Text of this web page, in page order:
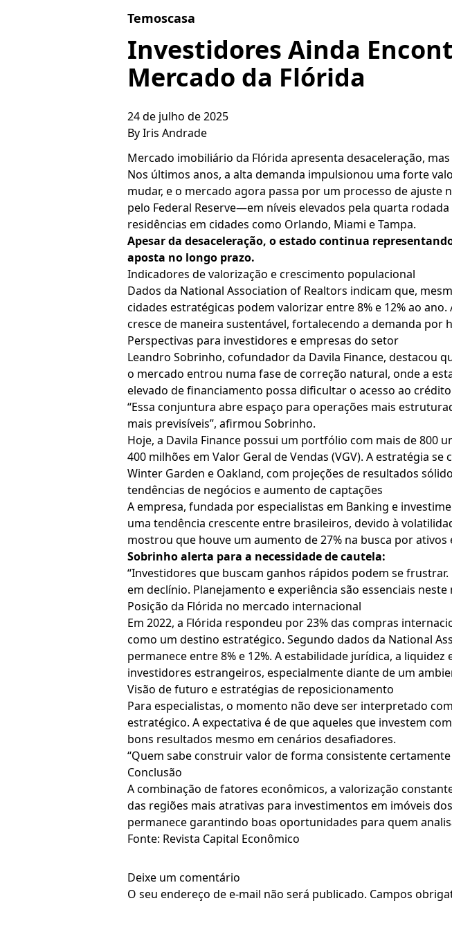
Temoscasa
Investidores Ainda
Mercado da Flórida
24 de julho de 2025
ByIris Andrade
Mercado imobiliário da Flórida apresenta desaceleração,
Nos últimos anos, a alta demanda impulsionou uma forte
mudar, e o mercado agora passa por um processo de
pelo Federal Reserve—em níveis elevados pela quarta
residências em cidades como Orlando, Miami e Tampa.
Apesar da desaceleração, o estado continua
aposta no longo prazo.
Indicadores de valorização e crescimento populacional
Dados da National Association of Realtors indicam que,
cidades estratégicas podem valorizar entre 8% e 12% ao
cresce de maneira sustentável, fortalecendo a demanda por
Perspectivas para investidores e empresas do setor
Leandro Sobrinho, cofundador da Davila Finance, destacou
o mercado entrou numa fase de correção natural, onde a
elevado de financiamento possa dificultar o acesso ao
“Essa conjuntura abre espaço para operações mais
mais previsíveis”, afirmou Sobrinho.
Hoje, a Davila Finance possui um portfólio com mais de 800
400 milhões em Valor Geral de Vendas (VGV). A estratégia
Winter Garden e Oakland, com projeções de resultados
tendências de negócios e aumento de captações
A empresa, fundada por especialistas em Banking e
uma tendência crescente entre brasileiros, devido à
mostrou que houve um aumento de 27% na busca por
Sobrinho alerta para a necessidade de cautela:
“Investidores que buscam ganhos rápidos podem se
em declínio. Planejamento e experiência são essenciais
Posição da Flórida no mercado internacional
Em 2022, a Flórida respondeu por 23% das compras
como um destino estratégico. Segundo dados da National
permanece entre 8% e 12%. A estabilidade jurídica, a
investidores estrangeiros, especialmente diante de um
Visão de futuro e estratégias de reposicionamento
Para especialistas, o momento não deve ser interpretado
estratégico. A expectativa é de que aqueles que investem
bons resultados mesmo em cenários desafiadores.
“Quem sabe construir valor de forma consistente
Conclusão
A combinação de fatores econômicos, a valorização
das regiões mais atrativas para investimentos em imóveis
permanece garantindo boas oportunidades para quem
Fonte: Revista Capital Econômico
Deixe um comentário
O seu endereço de e-mail não será publicado. Campos